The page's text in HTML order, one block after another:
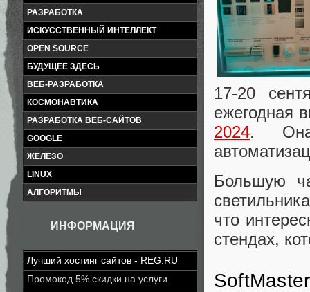
РАЗРАБОТКА
ИСКУССТВЕННЫЙ ИНТЕЛЛЕКТ
OPEN SOURCE
БУДУЩЕЕ ЗДЕСЬ
ВЕБ-РАЗРАБОТКА
КОСМОНАВТИКА
РАЗРАБОТКА ВЕБ-САЙТОВ
GOOGLE
ЖЕЛЕЗО
LINUX
АЛГОРИТМЫ
ИНФОРМАЦИЯ
Лучший хостинг сайтов - REG.RU
Промокод 5% скидки на услуги
17-20
ежегодная
2024. Она
Большую
что
стендах,
SoftMaster